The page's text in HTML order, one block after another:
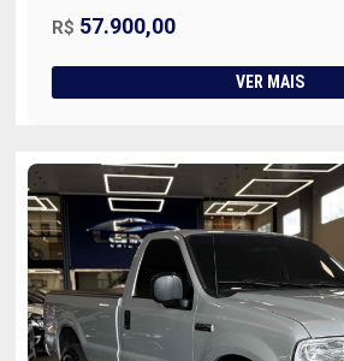
R$ 57.900,00
VER MAIS